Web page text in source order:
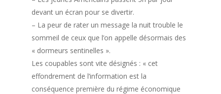
devant un écran pour se divertir.
– La peur de rater un message la nuit trouble le
sommeil de ceux que l’on appelle désormais des
« dormeurs sentinelles ».
Les coupables sont vite désignés : « cet
effondrement de l’information est la
conséquence première du régime économique